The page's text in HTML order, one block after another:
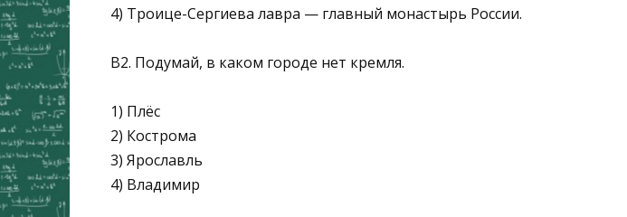
4) Троице-Сергиева лавра — главный монастырь России.
В2. Подумай, в каком городе нет кремля.
1) Плёс
2) Кострома
3) Ярославль
4) Владимир